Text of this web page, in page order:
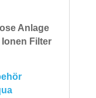
Anlage
Filter